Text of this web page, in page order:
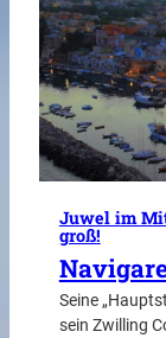
Juwel im
groß!
Seine
sein Zwilling